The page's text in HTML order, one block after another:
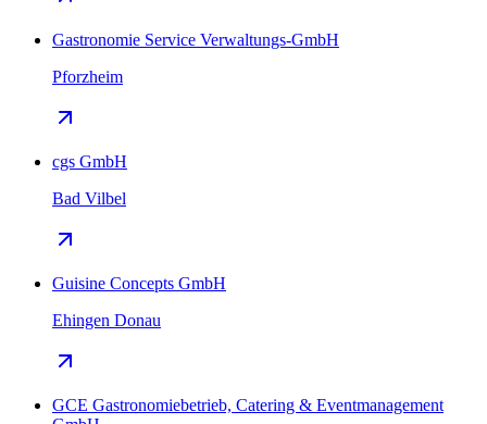
Gastronomie Service Verwaltungs-GmbH
Pforzheim
cgs GmbH
Bad Vilbel
Guisine Concepts GmbH
Ehingen Donau
GCE Gastronomiebetrieb, Catering & Eventmanagement